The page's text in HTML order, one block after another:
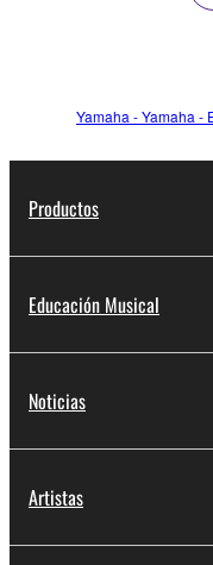
Yamaha - Yamaha -
Productos
Educación Musical
Noticias
Artistas